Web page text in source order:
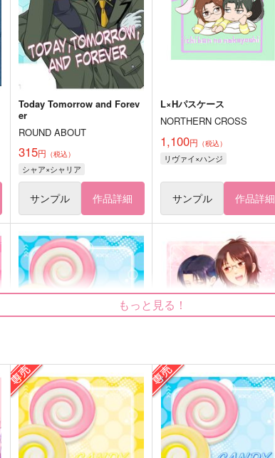
Today Tomorrow and Forev
er
ROUND ABOUT
315円 （税込）
シャア×シャリア
サンプル 作品詳細
L×Hパスケース
NORTHERN CROSS
1,100円 （税込）
リヴァイ×ハンジ
サンプル 作品詳細
CANDY BOX petit2
しめ☆さば
フラクタル
寂寞
もっと見る！